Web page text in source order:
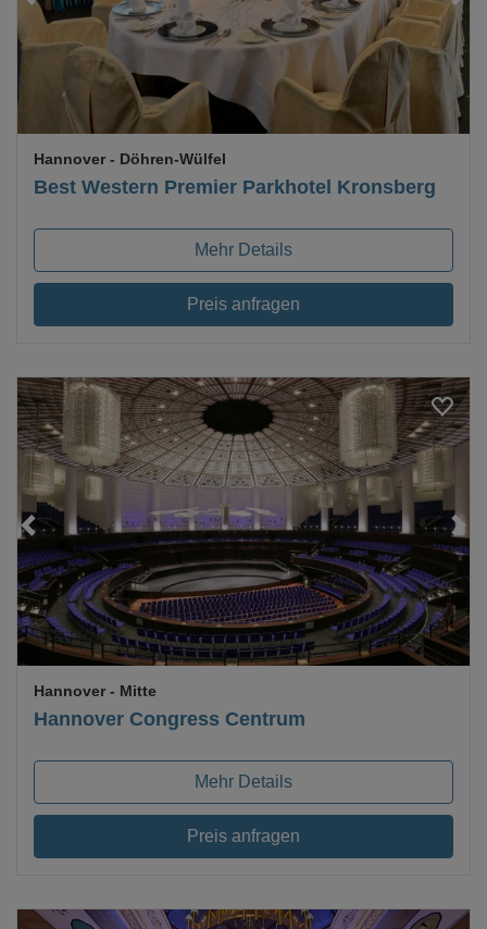
Best Western Premier Parkhotel Kronsberg
Hannover - Döhren-Wülfel
Mehr Details
Preis anfragen
Loading...
Hannover Congress Centrum
Hannover - Mitte
Mehr Details
Preis anfragen